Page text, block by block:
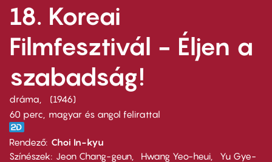
18. Koreai
Filmfesztivál - Éljen a
szabadság!
dráma
1946
60 perc,
magyar és angol felirattal
Rendező Choi In-kyu
Színészek
Jeon Chang-geun Hwang Yeo-heui
Yu Gye-